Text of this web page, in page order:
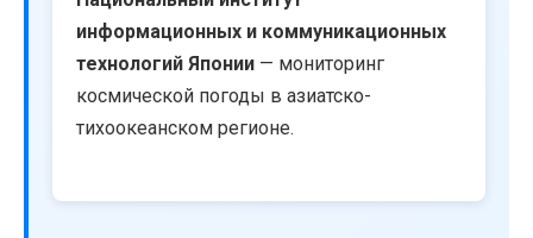
информационных и коммуникационных
технологий Японии — мониторинг
космической погоды в азиатско-
тихоокеанском регионе.